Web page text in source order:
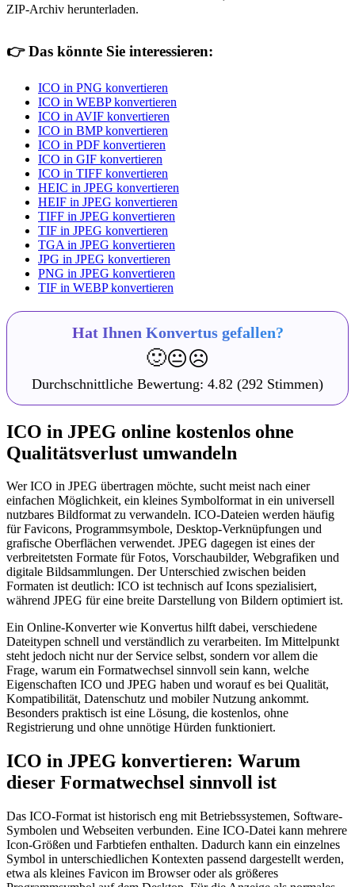
ZIP-Archiv herunterladen.
👉Das könnte Sie interessieren:
ICO in PNG konvertieren
ICO in WEBP konvertieren
ICO in AVIF konvertieren
ICO in BMP konvertieren
ICO in PDF konvertieren
ICO in GIF konvertieren
ICO in TIFF konvertieren
HEIC in JPEG konvertieren
HEIF in JPEG konvertieren
TIFF in JPEG konvertieren
TIF in JPEG konvertieren
TGA in JPEG konvertieren
JPG in JPEG konvertieren
PNG in JPEG konvertieren
TIF in WEBP konvertieren
Hat Ihnen Konvertus gefallen?
🙂😐☹️
Durchschnittliche Bewertung: 4.82 (292 Stimmen)
ICO in JPEG online kostenlos ohne
Qualitätsverlust umwandeln
Wer ICO in JPEG übertragen möchte, sucht meist nach einer
einfachen Möglichkeit, ein kleines Symbolformat in ein universell
nutzbares Bildformat zu verwandeln. ICO-Dateien werden häufig
für Favicons, Programmsymbole, Desktop-Verknüpfungen und
grafische Oberflächen verwendet. JPEG dagegen ist eines der
verbreitetsten Formate für Fotos, Vorschaubilder, Webgrafiken und
digitale Bildsammlungen. Der Unterschied zwischen beiden
Formaten ist deutlich: ICO ist technisch auf Icons spezialisiert,
während JPEG für eine breite Darstellung von Bildern optimiert ist.
Ein Online-Konverter wie Konvertus hilft dabei, verschiedene
Dateitypen schnell und verständlich zu verarbeiten. Im Mittelpunkt
steht jedoch nicht nur der Service selbst, sondern vor allem die
Frage, warum ein Formatwechsel sinnvoll sein kann, welche
Eigenschaften ICO und JPEG haben und worauf es bei Qualität,
Kompatibilität, Datenschutz und mobiler Nutzung ankommt.
Besonders praktisch ist eine Lösung, die kostenlos, ohne
Registrierung und ohne unnötige Hürden funktioniert.
ICO in JPEG konvertieren: Warum
dieser Formatwechsel sinnvoll ist
Das ICO-Format ist historisch eng mit Betriebssystemen, Software-
Symbolen und Webseiten verbunden. Eine ICO-Datei kann mehrere
Icon-Größen und Farbtiefen enthalten. Dadurch kann ein einzelnes
Symbol in unterschiedlichen Kontexten passend dargestellt werden,
etwa als kleines Favicon im Browser oder als größeres